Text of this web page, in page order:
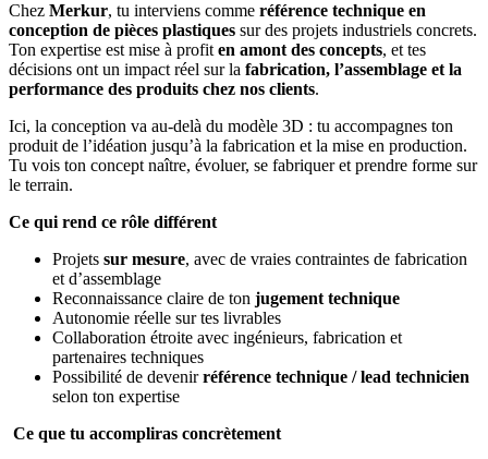
Chez Merkur, tu interviens comme référence technique en
conception de pièces plastiques sur des projets industriels concrets.
Ton expertise est mise à profit en amont des concepts, et tes
décisions ont un impact réel sur la fabrication, l’assemblage et la
performance des produits chez nos clients.
Ici, la conception va au‑delà du modèle 3D : tu accompagnes ton
produit de l’idéation jusqu’à la fabrication et la mise en production.
Tu vois ton concept naître, évoluer, se fabriquer et prendre forme sur
le terrain.
Ce qui rend ce rôle différent
Projets sur mesure, avec de vraies contraintes de fabrication
et d’assemblage
Reconnaissance claire de ton jugement technique
Autonomie réelle sur tes livrables
Collaboration étroite avec ingénieurs, fabrication et
partenaires techniques
Possibilité de devenirréférence technique / lead technicien
selon ton expertise
Ce que tu accompliras concrètement